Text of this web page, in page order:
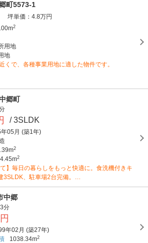
町5573-1
坪単価：4.8万円
2
用地
地
くで、各種事業用地に適した物件です。
郷町
/ 3SLDK
05月 (築1年)
2
2
て】毎日の暮らしをもっと快適に。食洗機付きキ
3SLDK、駐車場2台完備。…
中郷
分
年02月 (築27年)
1038.34m2